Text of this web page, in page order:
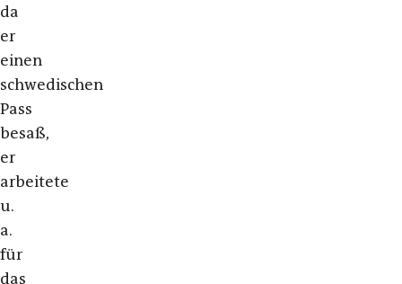
da
er
einen
schwedischen
Pass
besaß,
er
arbeitete
u.
a.
für
das